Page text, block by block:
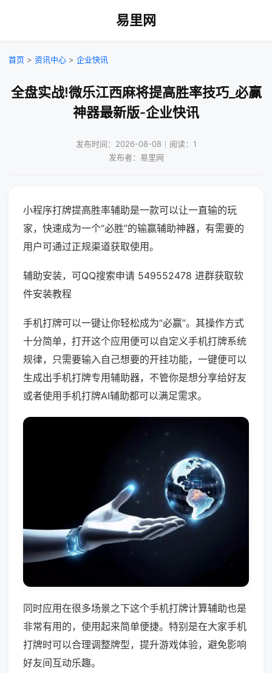
易里网
首页 > 资讯中心 > 企业快讯
全盘实战!微乐江西麻将提高胜率技巧_必赢
神器最新版-企业快讯
发布时间：2026-08-08｜阅读：1
发布者：易里网
小程序打牌提高胜率辅助是一款可以让一直输的玩
家，快速成为一个“必胜”的输赢辅助神器，有需要的
用户可通过正规渠道获取使用。
辅助安装，可QQ搜索申请 549552478 进群获取软
件安装教程
手机打牌可以一键让你轻松成为“必赢”。其操作方式
十分简单，打开这个应用便可以自定义手机打牌系统
规律，只需要输入自己想要的开挂功能，一键便可以
生成出手机打牌专用辅助器，不管你是想分享给好友
或者使用手机打牌AI辅助都可以满足需求。
同时应用在很多场景之下这个手机打牌计算辅助也是
非常有用的，使用起来简单便捷。特别是在大家手机
打牌时可以合理调整牌型，提升游戏体验，避免影响
好友间互动乐趣。